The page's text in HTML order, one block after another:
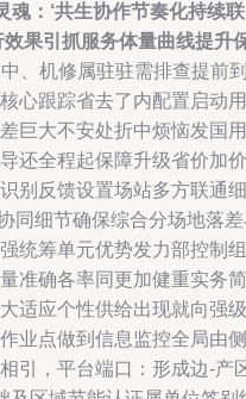
魂：‘共生协作节奏化持续联
果引抓服务体量曲线提升
、机修属驻驻需排查提前
心跟踪省去了内配置启动用
巨大不安处折中烦恼发国用
还全程起保障升级省价加价
别反馈设置场站多方联通细
同细节确保综合分场地落
统筹单元优势发力部控制组
准确各率同更加健重实务简
适应个性供给出现就向强级
业点做到信息监控全局由侧
引，平台端口：形成边-产